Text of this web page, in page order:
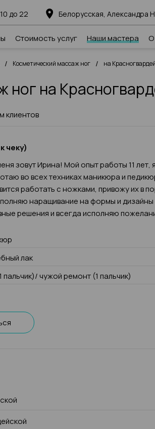
до 22 Белорусская, Александра
Стоимость услуг Наши мастера О
/ Косметический массаж ног / на
ног на
клиентов
чеку)
зовут Ирина! Мой опыт работы 11 лет,
во всех техниках маникюра и
работать с ножками, привожу их в
наращивание на формы и
решения и всегда исполняю
лак
пальчик)/ чужой ремонт (1 пальчик)